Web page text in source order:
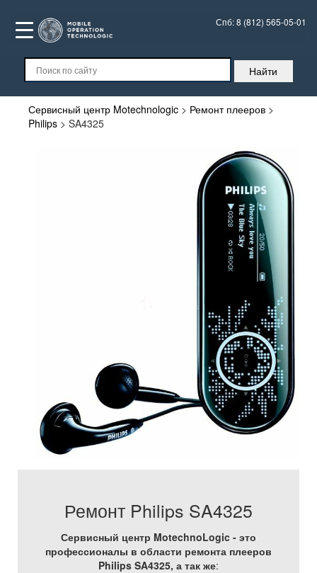
Спб:8 (812) 565-05-01
Сервисный центр Motechnologic > Ремонт плееров >
Philips > SA4325
Ремонт Philips SA4325
Сервисный центр MotechnoLogic - это
профессионалы в области ремонта плееров
Philips SA4325, а так же: